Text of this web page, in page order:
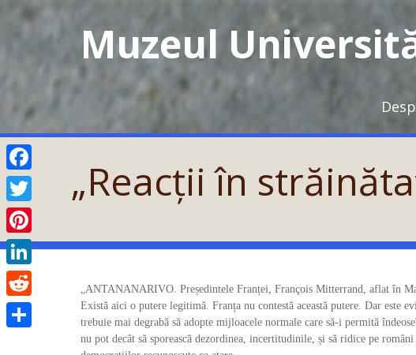
Muzeul
„Reacții în
„ANTANANARIVO. Președintele Franței, François Mitterrand, aflat în
Există aici o putere legitimă. Franța nu contestă această putere. Dar este
trebuie mai degrabă să adopte mijloacele normale care să-i permită
nu pot decât să sporească dezordinea, incertitudinile, și să ridice pe
Facebook
Twitter
Pinterest
LinkedIn
Reddit